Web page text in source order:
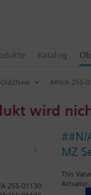
Katalog
Old2New ##N/A 255-
wird
##N/
MZ
This
255-01130